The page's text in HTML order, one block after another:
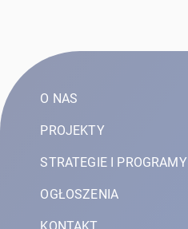
O NAS
PROJEKTY
STRATEGIE I PROGRAMY
OGŁOSZENIA